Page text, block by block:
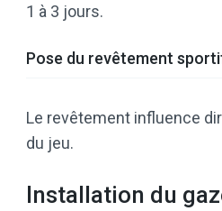
1 à 3 jours.
Pose du revêtement
Le revêtement influence
du jeu.
Installation du